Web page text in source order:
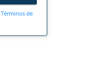
Términos de